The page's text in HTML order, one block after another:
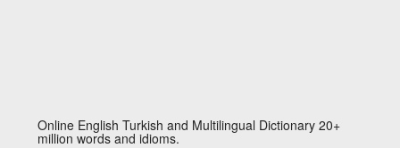
Online English Turkish and Multilingual Dictionary 20+
million words and idioms.